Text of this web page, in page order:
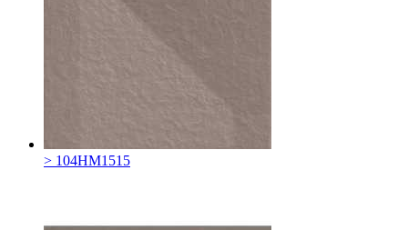
> 104HM1515